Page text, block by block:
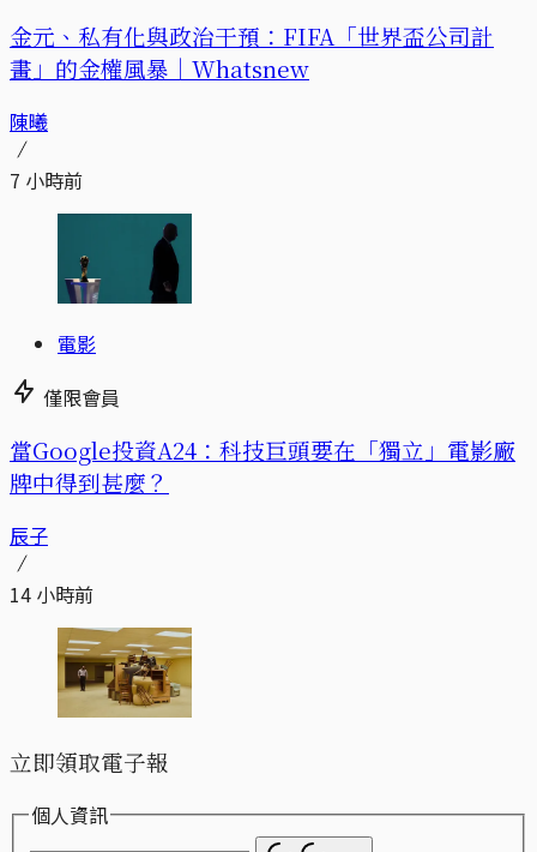
金元、私有化與政治干預：FIFA「世界盃公司計
畫」的金權風暴｜Whatsnew
陳曦
7 小時前
電影
僅限會員
當Google投資A24：科技巨頭要在「獨立」電影廠
牌中得到甚麼？
辰子
14 小時前
立即領取電子報
個人資訊